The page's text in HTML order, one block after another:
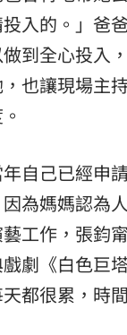
入的。」爸
到全心投入
也讓現場主
自己已經申
為媽媽認為
工作，張鈞
劇《白色巨
都很累，時